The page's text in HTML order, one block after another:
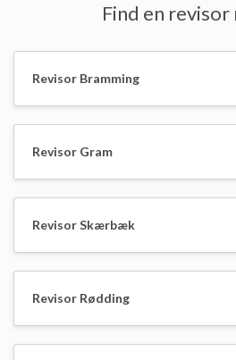
Find en
Revisor Bramming
Revisor Gram
Revisor Skærbæk
Revisor Rødding